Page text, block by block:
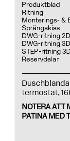
Produktblad
Ritning
Monterings- &
Sprängskiss
DWG-ritning 2D
DWG-ritning 3D
STEP-ritning 3D
Reservdelar
termostat,
NOTERA ATT
PATINA MED